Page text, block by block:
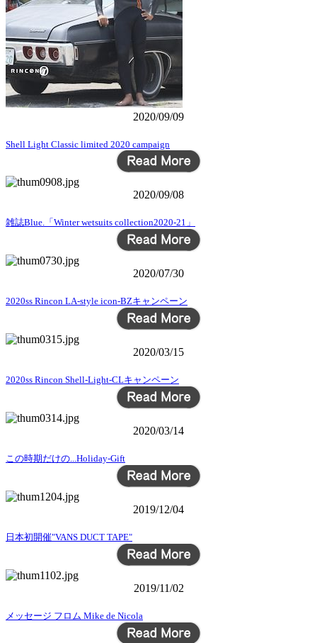
2020/09/09
Shell Light Classic limited 2020 campaign
2020/09/08
雑誌Blue.「Winter wetsuits collection2020-21」
2020/07/30
2020ss Rincon LA-style icon-BZキャンペーン
2020/03/15
2020ss Rincon Shell-Light-CLキャンペーン
2020/03/14
この時期だけの...Holiday-Gift
2019/12/04
日本初開催"VANS DUCT TAPE"
2019/11/02
メッセージ フロム Mike de Nicola